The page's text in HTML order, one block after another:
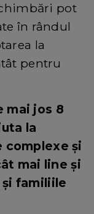
pot
în rândul
la
pentru
mai jos 8
la
și
mai line și
familiile